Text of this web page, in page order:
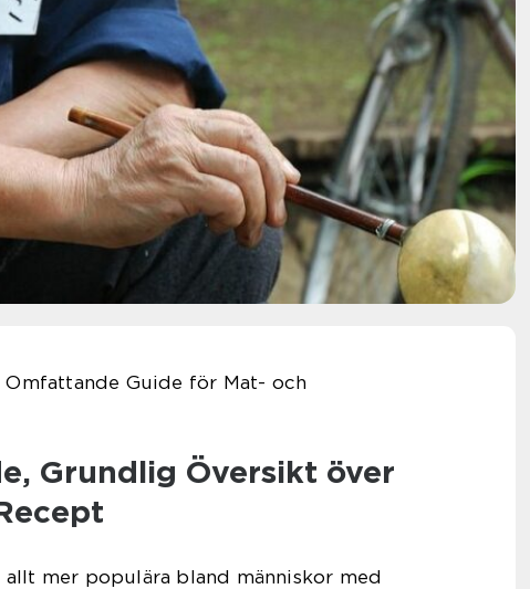
Guide för Mat- och
Grundlig Översikt över
mer populära bland människor med